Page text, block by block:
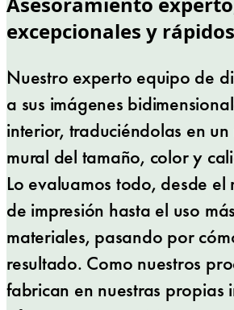
excepcionales y rápidos
Nuestro experto equipo de
a sus imágenes
interior, traduciéndolas en un
mural del tamaño, color y
Lo evaluamos todo, desde el
de impresión hasta el uso
materiales, pasando por
resultado. Como nuestros
fabrican en nuestras propias